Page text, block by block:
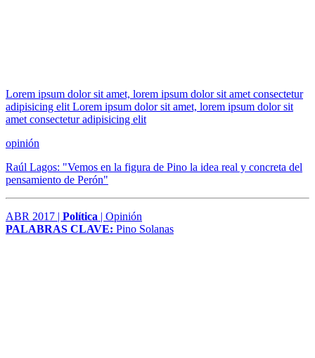
Lorem ipsum dolor sit amet, lorem ipsum dolor sit amet consectetur
adipisicing elit Lorem ipsum dolor sit amet, lorem ipsum dolor sit
amet consectetur adipisicing elit
opinión
Raúl Lagos: "Vemos en la figura de Pino la idea real y concreta del
pensamiento de Perón"
ABR 2017 | Política | Opinión
PALABRAS CLAVE: Pino Solanas